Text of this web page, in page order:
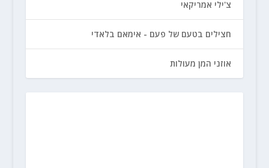
צ'ילי אמריקאי
חצילים בטעם של פעם - אימאם בלאדי
אוזני המן מעולות